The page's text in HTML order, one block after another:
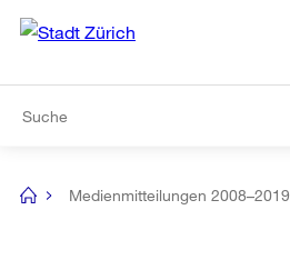
Navigation
[no
Medienmitteilungen 2008–2019